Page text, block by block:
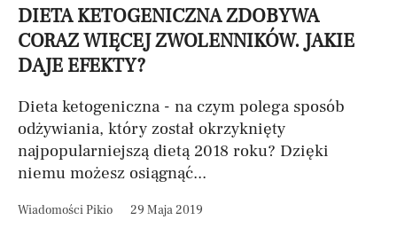
DIETA KETOGENICZNA ZDOBYWA
CORAZ WIĘCEJ ZWOLENNIKÓW. JAKIE
DAJE EFEKTY?
Dieta ketogeniczna - na czym polega sposób
odżywiania, który został okrzyknięty
najpopularniejszą dietą 2018 roku? Dzięki
niemu możesz osiągnąć...
Wiadomości Pikio 29 Maja 2019